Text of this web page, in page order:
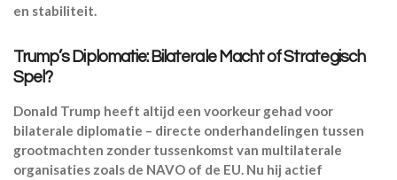
en stabiliteit.
Trump’s Diplomatie: Bilaterale Macht of Strategisch
Spel?
Donald Trump heeft altijd een voorkeur gehad voor
bilaterale diplomatie – directe onderhandelingen tussen
grootmachten zonder tussenkomst van multilaterale
organisaties zoals de NAVO of de EU. Nu hij actief